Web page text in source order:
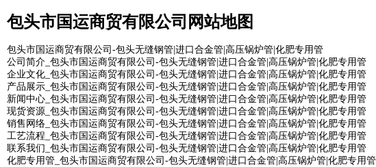
包头市国运商贸有限公司网站地图
包头市国运商贸有限公司-包头无缝钢管|进口合金管|高压锅炉管|化肥专用管
公司简介_包头市国运商贸有限公司-包头无缝钢管|进口合金管|高压锅炉管|化肥专用管
企业文化_包头市国运商贸有限公司-包头无缝钢管|进口合金管|高压锅炉管|化肥专用管
产品展示_包头市国运商贸有限公司-包头无缝钢管|进口合金管|高压锅炉管|化肥专用管
新闻中心_包头市国运商贸有限公司-包头无缝钢管|进口合金管|高压锅炉管|化肥专用管
现货资源_包头市国运商贸有限公司-包头无缝钢管|进口合金管|高压锅炉管|化肥专用管
销售网络_包头市国运商贸有限公司-包头无缝钢管|进口合金管|高压锅炉管|化肥专用管
工艺流程_包头市国运商贸有限公司-包头无缝钢管|进口合金管|高压锅炉管|化肥专用管
联系我们_包头市国运商贸有限公司-包头无缝钢管|进口合金管|高压锅炉管|化肥专用管
化肥专用管_包头市国运商贸有限公司-包头无缝钢管|进口合金管|高压锅炉管|化肥专用管